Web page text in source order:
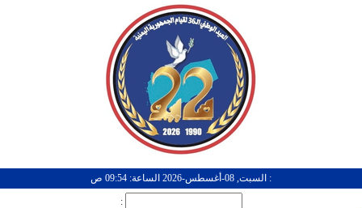
: السبت, 08-أغسطس-2026 الساعة: 09:54 ص
: